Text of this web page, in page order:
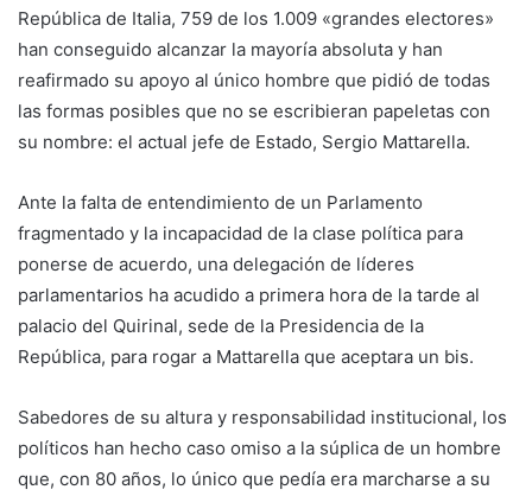
República de Italia, 759 de los 1.009 «grandes electores»
han conseguido alcanzar la mayoría absoluta y han
reafirmado su apoyo al único hombre que pidió de todas
las formas posibles que no se escribieran papeletas con
su nombre: el actual jefe de Estado, Sergio Mattarella.
Ante la falta de entendimiento de un Parlamento
fragmentado y la incapacidad de la clase política para
ponerse de acuerdo, una delegación de líderes
parlamentarios ha acudido a primera hora de la tarde al
palacio del Quirinal, sede de la Presidencia de la
República, para rogar a Mattarella que aceptara un bis.
Sabedores de su altura y responsabilidad institucional, los
políticos han hecho caso omiso a la súplica de un hombre
que, con 80 años, lo único que pedía era marcharse a su